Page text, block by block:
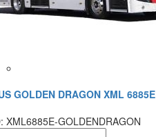
GOLDEN DRAGON XML 6885E
XML6885E-GOLDENDRAGON